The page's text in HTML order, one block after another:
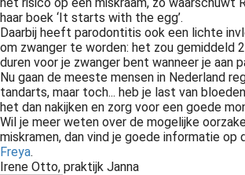
haar boek ‘It starts with the egg’.
Daarbij heeft parodontitis ook een lichte
om zwanger te worden: het zou gemiddeld
duren voor je zwanger bent wanneer je aan
Nu gaan de meeste mensen in Nederland
tandarts, maar toch... heb je last van
het dan nakijken en zorg voor een goede
Wil je meer weten over de mogelijke
miskramen, dan vind je goede informatie op
Freya.
Irene Otto, praktijk Janna